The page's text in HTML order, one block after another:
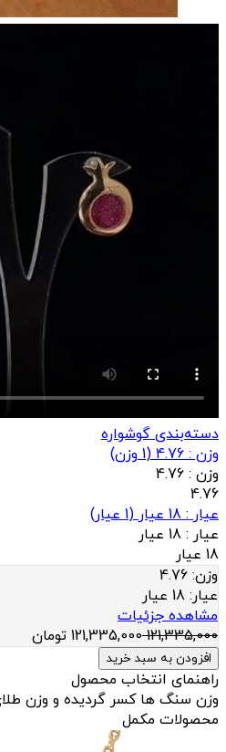
دسته‌بندی گوشواره
وزن : 4.76
(
1 وزن)
وزن : 4.76
4.76
عيار : 18 عیار
(
1 عيار)
عيار : 18 عیار
18 عیار
وزن: 4.76
عيار: 18 عیار
مشاهده جزئیات
121,335,000
121,335,000 تومان
افزودن به سبد خرید
راهنمای انتخاب محصول
وزن سنگ ها کسر گردیده و وزن
محصولات مکمل